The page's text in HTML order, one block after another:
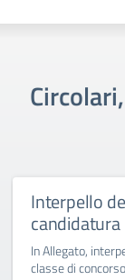
Interpello
candidatura
In Allegato,
classe di